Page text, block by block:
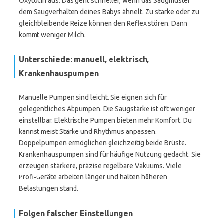
dem Saugverhalten deines Babys ähnelt. Zu starke oder zu
gleichbleibende Reize können den Reflex stören. Dann
kommt weniger Milch.
Unterschiede: manuell, elektrisch,
Krankenhauspumpen
Manuelle Pumpen sind leicht. Sie eignen sich für
gelegentliches Abpumpen. Die Saugstärke ist oft weniger
einstellbar. Elektrische Pumpen bieten mehr Komfort. Du
kannst meist Stärke und Rhythmus anpassen.
Doppelpumpen ermöglichen gleichzeitig beide Brüste.
Krankenhauspumpen sind für häufige Nutzung gedacht. Sie
erzeugen stärkere, präzise regelbare Vakuums. Viele
Profi‑Geräte arbeiten länger und halten höheren
Belastungen stand.
Folgen falscher Einstellungen